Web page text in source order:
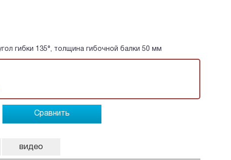
гибки 135°, толщина гибочной балки 50 мм
Сравнить
видео